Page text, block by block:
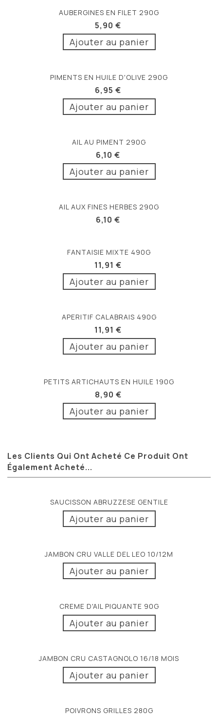
AUBERGINES EN FILET 290G
5,90 €
Ajouter au panier
PIMENTS EN HUILE D'OLIVE 290G
6,95 €
Ajouter au panier
AIL AU PIMENT 290G
6,10 €
Ajouter au panier
AIL AUX FINES HERBES 290G
6,10 €
FANTAISIE MIXTE 490G
11,91 €
Ajouter au panier
APERITIF CALABRAIS 490G
11,91 €
Ajouter au panier
PETITS ARTICHAUTS EN HUILE 190G
8,90 €
Ajouter au panier
Les Clients Qui Ont Acheté Ce Produit Ont
Également Acheté...
SAUCISSON ABRUZZESE GENTILE
Ajouter au panier
JAMBON CRU VALLE DEL LEO 10/12M
Ajouter au panier
CREME D'AIL PIQUANTE 90G
Ajouter au panier
JAMBON CRU CASTAGNOLO 16/18 MOIS
Ajouter au panier
POIVRONS GRILLES 280G